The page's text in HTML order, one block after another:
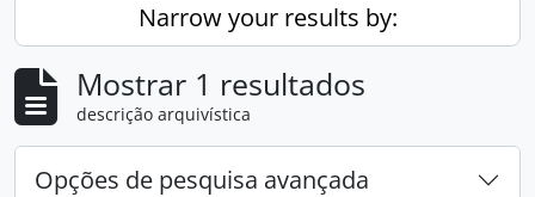
Narrow your results by:
Mostrar 1 resultados
descrição arquivística
Opções de pesquisa avançada